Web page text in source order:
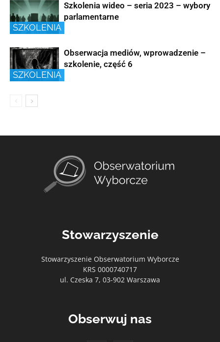
SZKOLENIA
Szkolenia wideo – seria 2023 – wybory
parlamentarne
SZKOLENIA
Obserwacja mediów, wprowadzenie –
szkolenie, część 6
Stowarzyszenie
Stowarzyszenie Obserwatorium Wyborcze
KRS 0000740717
ul. Czeska 7, 03-902 Warszawa
Obserwuj nas